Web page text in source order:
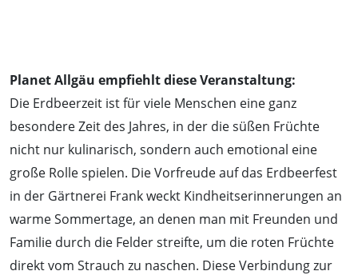
Planet Allgäu empfiehlt diese Veranstaltung:
Die Erdbeerzeit ist für viele Menschen eine ganz
besondere Zeit des Jahres, in der die süßen Früchte
nicht nur kulinarisch, sondern auch emotional eine
große Rolle spielen. Die Vorfreude auf das Erdbeerfest
in der Gärtnerei Frank weckt Kindheitserinnerungen an
warme Sommertage, an denen man mit Freunden und
Familie durch die Felder streifte, um die roten Früchte
direkt vom Strauch zu naschen. Diese Verbindung zur